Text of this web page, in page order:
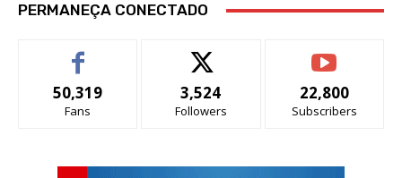
PERMANEÇA CONECTADO
50,319
Fans
3,524
Followers
22,800
Subscribers